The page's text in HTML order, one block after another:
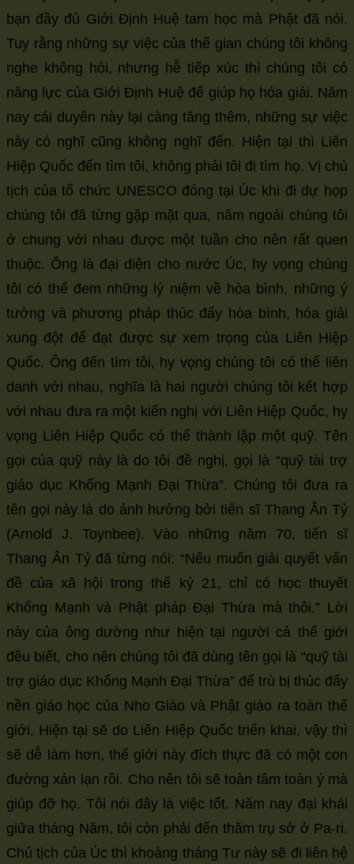
bạn đầy đủ Giới Định Huệ tam học mà Phật đã nói.
Tuy rằng những sự việc của thế gian chúng tôi không
nghe không hỏi, nhưng hễ tiếp xúc thì chúng tôi có
năng lực của Giới Định Huệ để giúp họ hóa giải. Năm
nay cái duyên này lại càng tăng thêm, những sự việc
này có nghĩ cũng không nghĩ đến. Hiện tại thì Liên
Hiệp Quốc đến tìm tôi, không phải tôi đi tìm họ. Vị chủ
tịch của tổ chức UNESCO đóng tại Úc khi đi dự họp
chúng tôi đã từng gặp mặt qua, năm ngoái chúng tôi
ở chung với nhau được một tuần cho nên rất quen
thuộc. Ông là đại diện cho nước Úc, hy vọng chúng
tôi có thể đem những lý niệm về hòa bình, những ý
tưởng và phương pháp thúc đẩy hòa bình, hóa giải
xung đột để đạt được sự xem trọng của Liên Hiệp
Quốc. Ông đến tìm tôi, hy vọng chúng tôi có thể liên
danh với nhau, nghĩa là hai người chúng tôi kết hợp
với nhau đưa ra một kiến nghị với Liên Hiệp Quốc, hy
vọng Liên Hiệp Quốc có thể thành lập một quỹ. Tên
gọi của quỹ này là do tôi đề nghị, gọi là “quỹ tài trợ
giáo dục Khổng Mạnh Đại Thừa”. Chúng tôi đưa ra
tên gọi này là do ảnh hưởng bởi tiến sĩ Thang Ân Tỷ
(Arnold J. Toynbee). Vào những năm 70, tiến sĩ
Thang Ân Tỷ đã từng nói: “Nếu muốn giải quyết vấn
đề của xã hội trong thế kỷ 21, chỉ có học thuyết
Khổng Mạnh và Phật pháp Đại Thừa mà thôi.” Lời
này của ông dường như hiện tại người cả thế giới
đều biết, cho nên chúng tôi đã dùng tên gọi là “quỹ tài
trợ giáo dục Khổng Mạnh Đại Thừa” để trù bị thúc đẩy
nền giáo học của Nho Giáo và Phật giáo ra toàn thế
giới. Hiện tại sẽ do Liên Hiệp Quốc triển khai, vậy thì
sẽ dễ làm hơn, thế giới này đích thực đã có một con
đường xán lạn rồi. Cho nên tôi sẽ toàn tâm toàn ý mà
giúp đỡ họ. Tôi nói đây là việc tốt. Năm nay đại khái
giữa tháng Năm, tôi còn phải đến thăm trụ sở ở Pa-ri.
Chủ tịch của Úc thì khoảng tháng Tư này sẽ đi liên hệ